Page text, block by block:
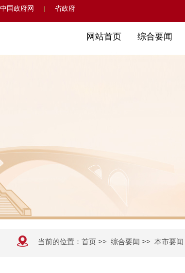
中国政府网 省政府
网站首页 综合要闻
当前的位置： 首页 >> 综合要闻 >> 本市要闻